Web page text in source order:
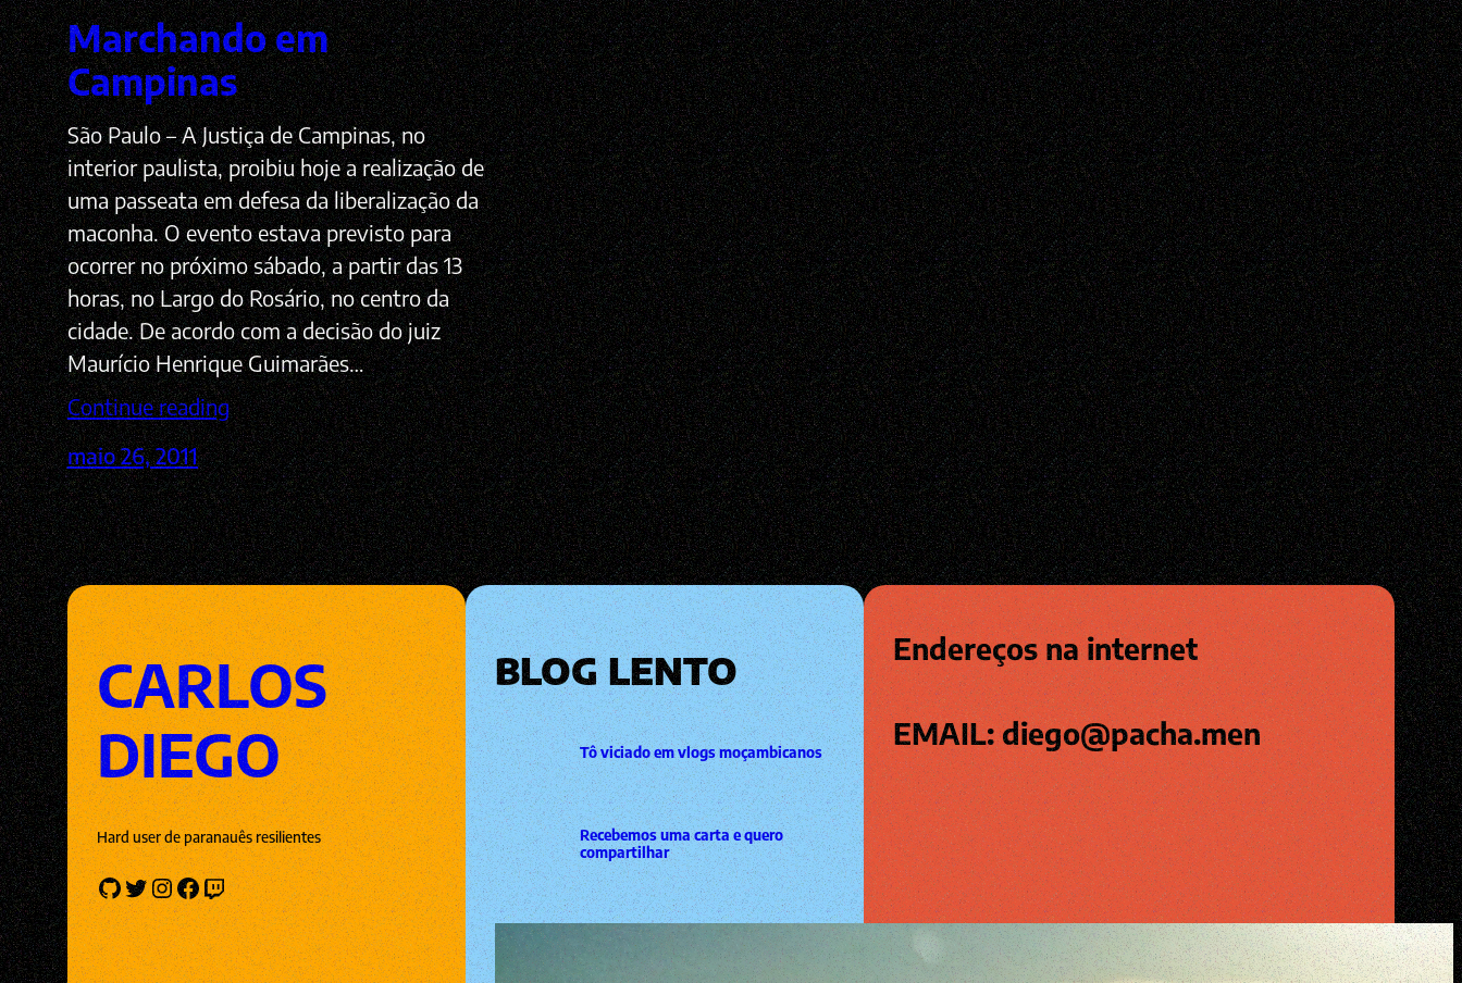
Marchando em
Campinas
São Paulo – A Justiça de Campinas, no
interior paulista, proibiu hoje a realização de
uma passeata em defesa da liberalização da
maconha. O evento estava previsto para
ocorrer no próximo sábado, a partir das 13
horas, no Largo do Rosário, no centro da
cidade. De acordo com a decisão do juiz
Maurício Henrique Guimarães…
Continue reading
maio 26, 2011
CARLOS
DIEGO
Hard user de paranauês resilientes
GitHub Twitter InstagramFacebook Twitch
BLOG LENTO
Tô viciado em vlogs moçambicanos
Recebemos uma carta e quero
compartilhar
festas felizes com os campeões do
Endereços na internet
EMAIL: diego@pacha.men